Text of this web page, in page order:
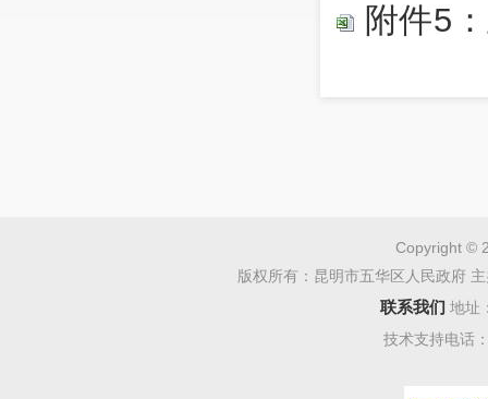
附件5
遣企业）
Copyright ©
版权所有：昆明市五华区人民政府
联系我们 地址
技术支持电话